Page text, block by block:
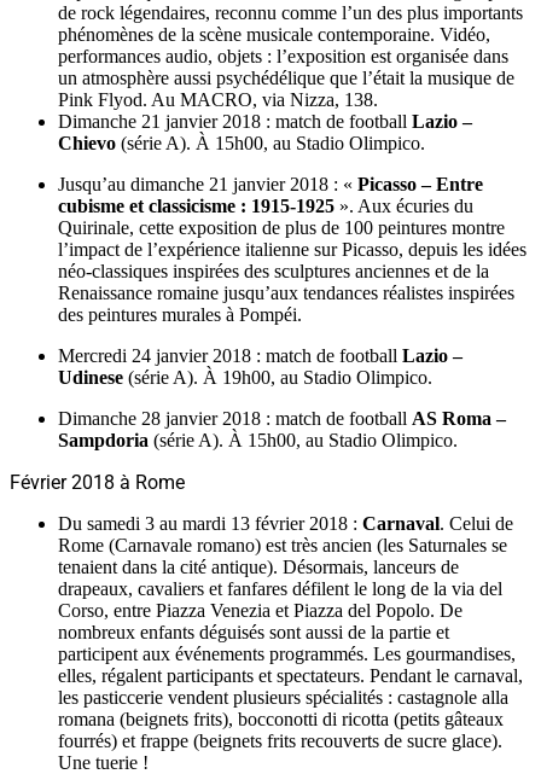
de rock légendaires, reconnu comme l’un des plus importants
phénomènes de la scène musicale contemporaine. Vidéo,
performances audio, objets : l’exposition est organisée dans
un atmosphère aussi psychédélique que l’était la musique de
Pink Flyod. Au MACRO, via Nizza, 138.
Dimanche 21 janvier 2018 : match de football Lazio –
Chievo (série A). À 15h00, au Stadio Olimpico.
Jusqu’au dimanche 21 janvier 2018 : « Picasso – Entre
cubisme et classicisme : 1915-1925 ». Aux écuries du
Quirinale, cette exposition de plus de 100 peintures montre
l’impact de l’expérience italienne sur Picasso, depuis les idées
néo-classiques inspirées des sculptures anciennes et de la
Renaissance romaine jusqu’aux tendances réalistes inspirées
des peintures murales à Pompéi.
Mercredi 24 janvier 2018 : match de football Lazio –
Udinese (série A). À 19h00, au Stadio Olimpico.
Dimanche 28 janvier 2018 : match de football AS Roma –
Sampdoria (série A). À 15h00, au Stadio Olimpico.
Février 2018 à Rome
Du samedi 3 au mardi 13 février 2018 : Carnaval. Celui de
Rome (Carnavale romano) est très ancien (les Saturnales se
tenaient dans la cité antique). Désormais, lanceurs de
drapeaux, cavaliers et fanfares défilent le long de la via del
Corso, entre Piazza Venezia et Piazza del Popolo. De
nombreux enfants déguisés sont aussi de la partie et
participent aux événements programmés. Les gourmandises,
elles, régalent participants et spectateurs. Pendant le carnaval,
les pasticcerie vendent plusieurs spécialités : castagnole alla
romana (beignets frits), bocconotti di ricotta (petits gâteaux
fourrés) et frappe (beignets frits recouverts de sucre glace).
Une tuerie !